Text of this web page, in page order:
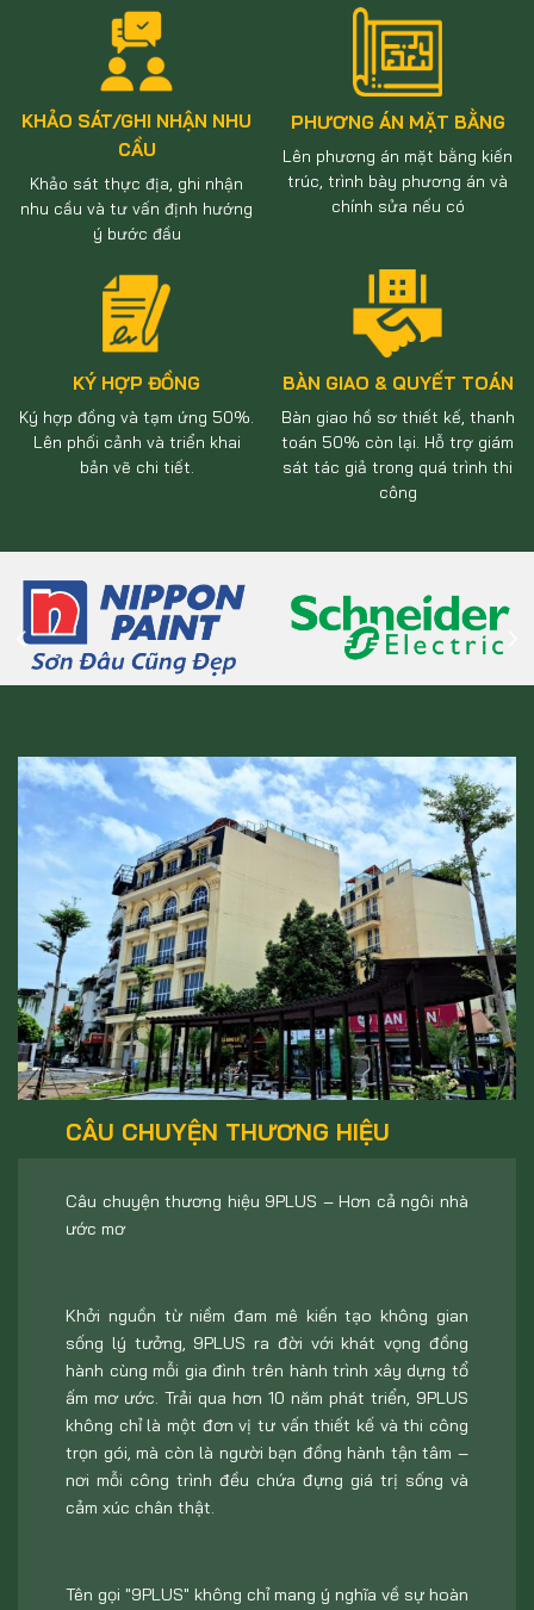
ở gia đình anh Vũ | Quy mô:
2 tầng 1 tum | Phong cách:
Xem thêm
Hạng Mục: Tư vấn thiết kế |
Phong cách: Hiện đại
Xem thêm
KHẢO SÁT/GHI NHẬN NHU
CẦU
Khảo sát thực địa, ghi nhận
nhu cầu và tư vấn định hướng
ý bước đầu
PHƯƠNG ÁN MẶT BẰNG
Lên phương án mặt bằng kiến
trúc, trình bày phương án và
chính sửa nếu có
KÝ HỢP ĐỒNG
Ký hợp đồng và tạm ứng 50%.
Lên phối cảnh và triển khai
bản vẽ chi tiết.
BÀN GIAO & QUYẾT TOÁN
Bàn giao hồ sơ thiết kế, thanh
toán 50% còn lại. Hỗ trợ giám
sát tác giả trong quá trình thi
công
CÂU CHUYỆN THƯƠNG HIỆU
Câu chuyện thương hiệu 9PLUS – Hơn cả ngôi nhà
ước mơ
Khởi nguồn từ niềm đam mê kiến tạo không gian
sống lý tưởng, 9PLUS ra đời với khát vọng đồng
hành cùng mỗi gia đình trên hành trình xây dựng tổ
ấm mơ ước. Trải qua hơn 10 năm phát triển, 9PLUS
không chỉ là một đơn vị tư vấn thiết kế và thi công
trọn gói, mà còn là người bạn đồng hành tận tâm –
nơi mỗi công trình đều chứa đựng giá trị sống và
cảm xúc chân thật.
Tên gọi "9PLUS" không chỉ mang ý nghĩa về sự hoàn